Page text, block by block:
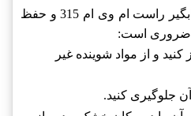
برای افزایش طول عمر آفتابگیر راست ام وی ام 315 و حفظ
ضروری است:
و از مواد شوینده غیر
جلوگیری کنید.